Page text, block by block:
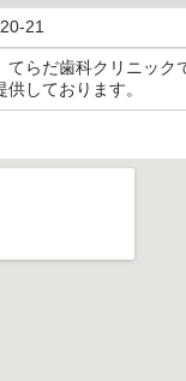
21
てらだ歯科クリニック
しております。